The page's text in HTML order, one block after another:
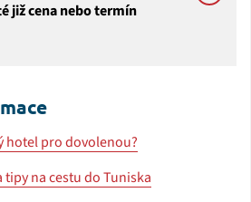
již cena nebo termín
hotel pro dovolenou?
tipy na cestu do Tuniska